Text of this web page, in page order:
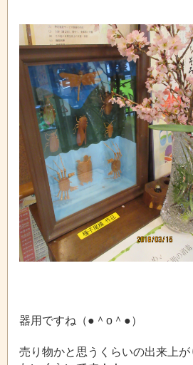
器用ですね（●＾o＾●）
売り物かと思うくらいの出来上